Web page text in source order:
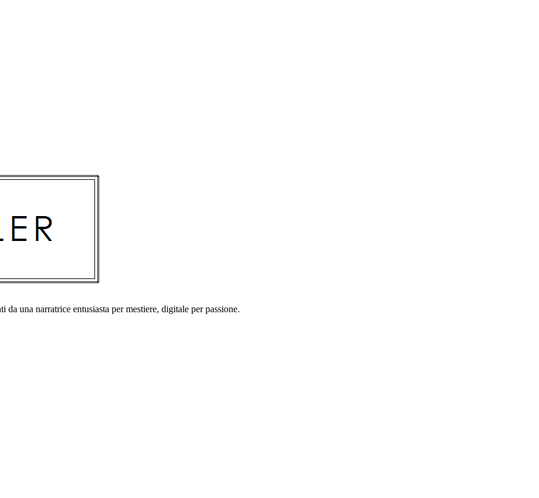
una narratrice entusiasta per mestiere, digitale per passione.